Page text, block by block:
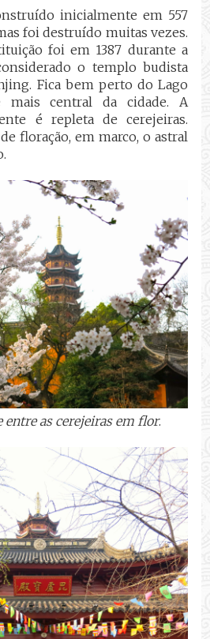
inicialmente em 557
foi destruído muitas vezes.
foi em 1387 durante a
o templo budista
Fica bem perto do Lago
mais central da cidade. A
é repleta de cerejeiras.
floração, em marco, o astral
entre as cerejeiras em flor.